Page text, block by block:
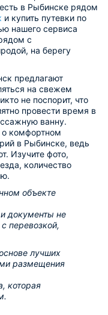
в Рыбинске рядом
и купить путевки по
нашего сервиса
с
на берегу
предлагают
на свежем
не поспорит, что
провести время в
ванну.
о комфортном
в Рыбинске, ведь
Изучите фото,
количество
объекте
документы не
перевозкой,
лучших
размещения
которая